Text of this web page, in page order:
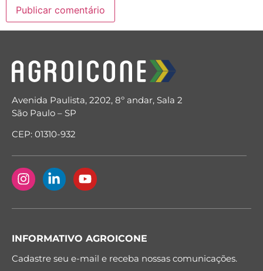
Avenida Paulista, 2202, 8º andar, Sala 2
São Paulo – SP
CEP: 01310-932
INFORMATIVO AGROICONE
Cadastre seu e-mail e receba nossas comunicações.